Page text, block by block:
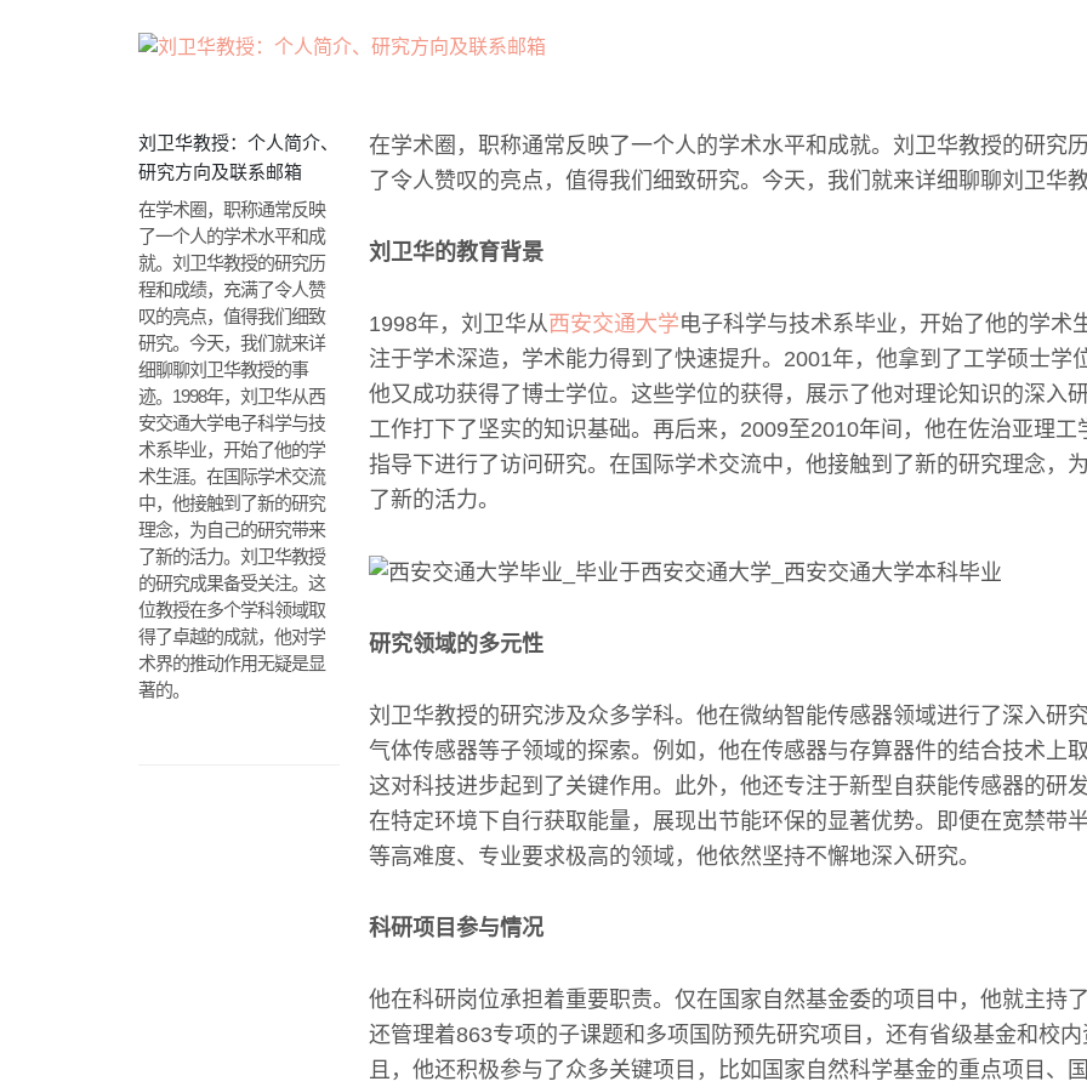
刘卫华教授：个人简介、
研究方向及联系邮箱
在学术圈，职称通常反映
了一个人的学术水平和成
就。刘卫华教授的研究历
程和成绩，充满了令人赞
叹的亮点，值得我们细致
研究。今天，我们就来详
细聊聊刘卫华教授的事
迹。1998年，刘卫华从西
安交通大学电子科学与技
术系毕业，开始了他的学
术生涯。在国际学术交流
中，他接触到了新的研究
理念，为自己的研究带来
了新的活力。刘卫华教授
的研究成果备受关注。这
位教授在多个学科领域取
得了卓越的成就，他对学
术界的推动作用无疑是显
著的。
在学术圈，职称通常反映了一个人的学术水平和成就。刘卫华教授的研究
了令人赞叹的亮点，值得我们细致研究。今天，我们就来详细聊聊刘卫华
刘卫华的教育背景
1998年，刘卫华从西安交通大学电子科学与技术系毕业，开始了他的学术
注于学术深造，学术能力得到了快速提升。2001年，他拿到了工学硕士学
他又成功获得了博士学位。这些学位的获得，展示了他对理论知识的深入
工作打下了坚实的知识基础。再后来，2009至2010年间，他在佐治亚理工
指导下进行了访问研究。在国际学术交流中，他接触到了新的研究理念，
了新的活力。
研究领域的多元性
刘卫华教授的研究涉及众多学科。他在微纳智能传感器领域进行了深入研
气体传感器等子领域的探索。例如，他在传感器与存算器件的结合技术上
这对科技进步起到了关键作用。此外，他还专注于新型自获能传感器的研
在特定环境下自行获取能量，展现出节能环保的显著优势。即便在宽禁带
等高难度、专业要求极高的领域，他依然坚持不懈地深入研究。
科研项目参与情况
他在科研岗位承担着重要职责。仅在国家自然基金委的项目中，他就主持
还管理着863专项的子课题和多项国防预先研究项目，还有省级基金和校
且，他还积极参与了众多关键项目，比如国家自然科学基金的重点项目、